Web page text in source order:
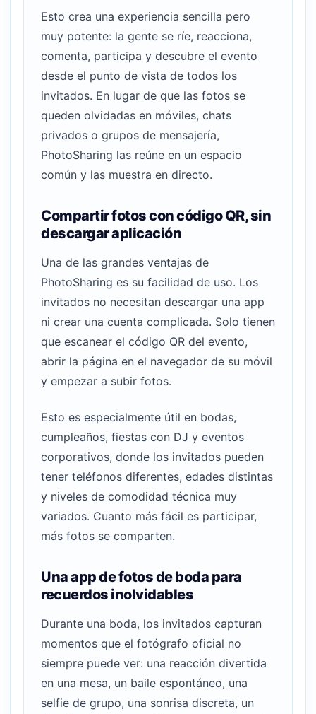
Esto crea una experiencia sencilla pero
muy potente: la gente se ríe, reacciona,
comenta, participa y descubre el evento
desde el punto de vista de todos los
invitados. En lugar de que las fotos se
queden olvidadas en móviles, chats
privados o grupos de mensajería,
PhotoSharing las reúne en un espacio
común y las muestra en directo.
Compartir fotos con código QR, sin
descargar aplicación
Una de las grandes ventajas de
PhotoSharing es su facilidad de uso. Los
invitados no necesitan descargar una app
ni crear una cuenta complicada. Solo tienen
que escanear el código QR del evento,
abrir la página en el navegador de su móvil
y empezar a subir fotos.
Esto es especialmente útil en bodas,
cumpleaños, fiestas con DJ y eventos
corporativos, donde los invitados pueden
tener teléfonos diferentes, edades distintas
y niveles de comodidad técnica muy
variados. Cuanto más fácil es participar,
más fotos se comparten.
Una app de fotos de boda para
recuerdos inolvidables
Durante una boda, los invitados capturan
momentos que el fotógrafo oficial no
siempre puede ver: una reacción divertida
en una mesa, un baile espontáneo, una
selfie de grupo, una sonrisa discreta, un